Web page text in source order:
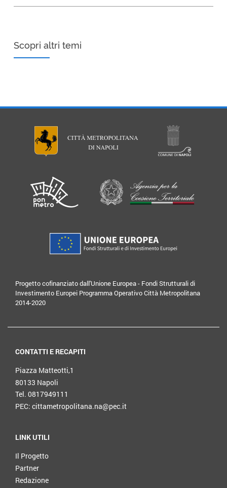
Scopri altri temi
Progetto cofinanziato dall'Unione Europea - Fondi Strutturali di
Investimento Europei Programma Operativo Città Metropolitana
2014-2020
CONTATTI E RECAPITI
Piazza Matteotti,1
80133 Napoli
Tel. 0817949111
PEC: cittametropolitana.na@pec.it
LINK UTILI
Il Progetto
Partner
Redazione